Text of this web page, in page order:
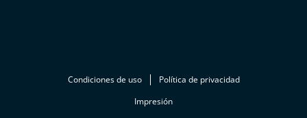
Condiciones de uso
Política de privacidad
Impresión